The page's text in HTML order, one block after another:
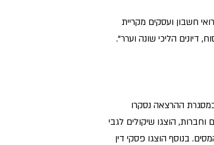
חשבון ועסקים מקריית
הליכי שונה וערר".
ההרצאה נסקרו
וחברות, הוצגו שיקולים לגבי
בנוסף הוצגו פסקי דין